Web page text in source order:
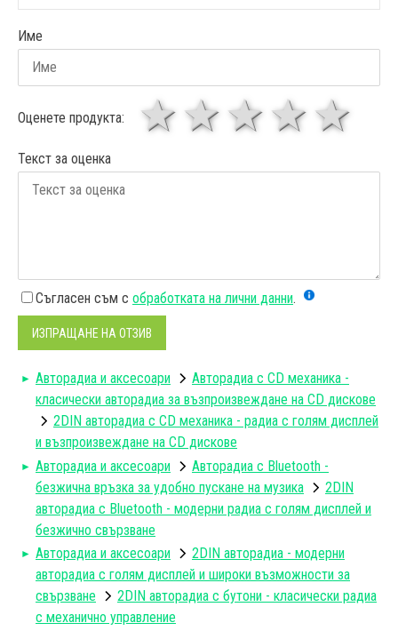
Име
Оценете продукта: 4
3
звезди
1 звезда
Текст за оценка
Съгласен съм с обработката на лични данни.
ИЗПРАЩАНЕ НА ОТЗИВ
Авторадиa и аксесоари
Авторадиа с CD механика -
класически авторадиа за възпроизвеждане на CD дискове
2DIN авторадиа с CD механика - радиа с голям дисплей
и възпроизвеждане на CD дискове
Авторадиa и аксесоари
Авторадиа с Bluetooth -
безжична връзка за удобно пускане на музика
2DIN
авторадиа с Bluetooth - модерни радиа с голям дисплей и
безжично свързване
Авторадиa и аксесоари
2DIN авторадиa - модерни
авторадиa с голям дисплей и широки възможности за
свързване
2DIN авторадиа с бутони - класически радиа
с механично управление